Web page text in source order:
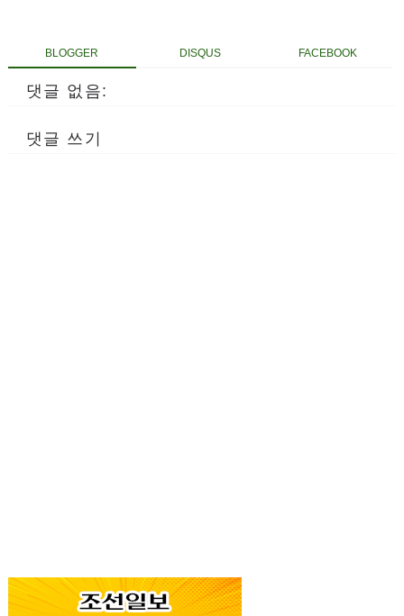
BLOGGER DISQUS FACEBOOK
댓글 없음:
댓글 쓰기